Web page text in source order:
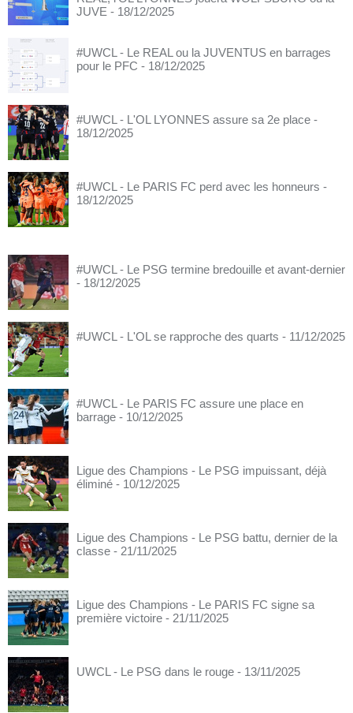
JUVE - 18/12/2025
#UWCL - Le REAL ou la JUVENTUS en barrages
pour le PFC - 18/12/2025
#UWCL - L'OL LYONNES assure sa 2e place -
18/12/2025
#UWCL - Le PARIS FC perd avec les honneurs -
18/12/2025
#UWCL - Le PSG termine bredouille et avant-dernier
- 18/12/2025
#UWCL - L'OL se rapproche des quarts - 11/12/2025
#UWCL - Le PARIS FC assure une place en
barrage - 10/12/2025
Ligue des Champions - Le PSG impuissant, déjà
éliminé - 10/12/2025
Ligue des Champions - Le PSG battu, dernier de la
classe - 21/11/2025
Ligue des Champions - Le PARIS FC signe sa
première victoire - 21/11/2025
UWCL - Le PSG dans le rouge - 13/11/2025